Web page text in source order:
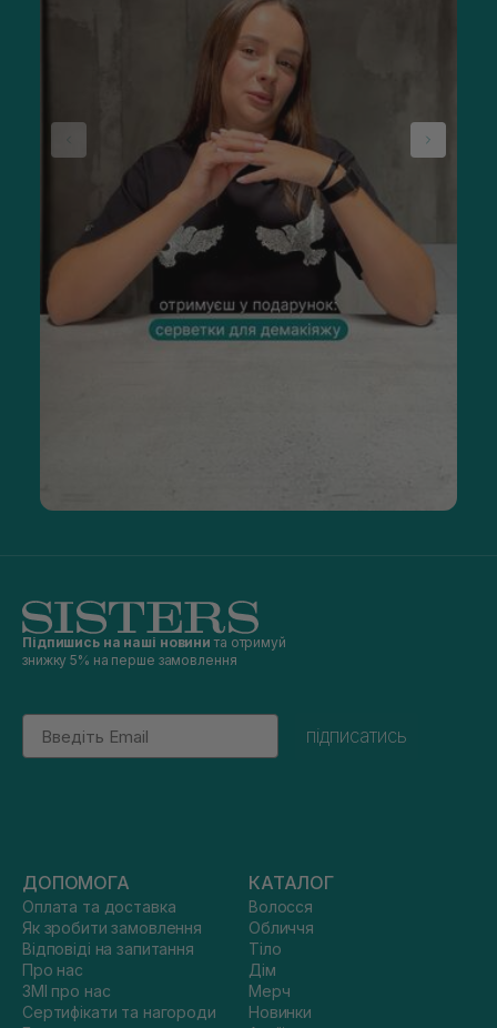
Підпишись на наші новини та отримуй
знижку 5% на перше замовлення
Email
підписатись
ДОПОМОГА
Оплата та доставка
Як зробити замовлення
Відповіді на запитання
Про нас
ЗМІ про нас
Сертифікати та нагороди
КАТАЛОГ
Волосся
Обличчя
Тіло
Дім
Мерч
Новинки